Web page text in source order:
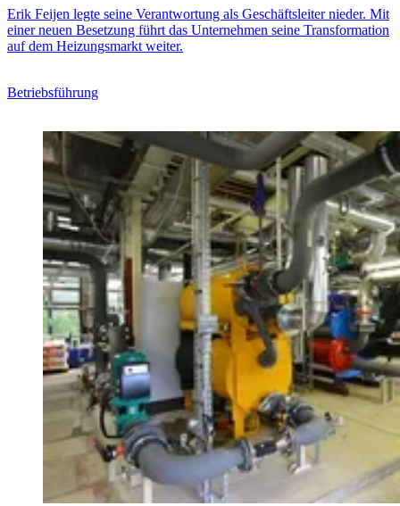
Erik Feijen legte seine Verantwortung als Geschäftsleiter nieder. Mit
einer neuen Besetzung führt das Unternehmen seine Transformation
auf dem Heizungsmarkt weiter.
Betriebsführung